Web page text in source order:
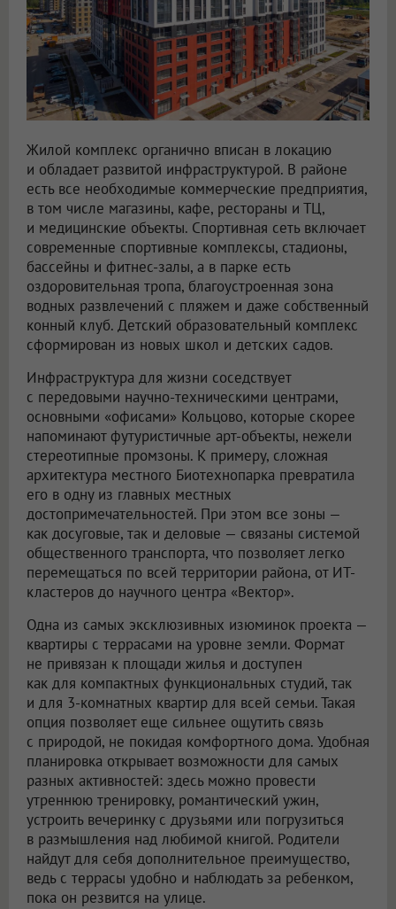
Жилой комплекс органично вписан в локацию
и обладает развитой инфраструктурой. В районе
есть все необходимые коммерческие предприятия,
в том числе магазины, кафе, рестораны и ТЦ,
и медицинские объекты. Спортивная сеть включает
современные спортивные комплексы, стадионы,
бассейны и фитнес-залы, а в парке есть
оздоровительная тропа, благоустроенная зона
водных развлечений с пляжем и даже собственный
конный клуб. Детский образовательный комплекс
сформирован из новых школ и детских садов.
Инфраструктура для жизни соседствует
с передовыми научно-техническими центрами,
основными «офисами» Кольцово, которые скорее
напоминают футуристичные арт-объекты, нежели
стереотипные промзоны. К примеру, сложная
архитектура местного Биотехнопарка превратила
его в одну из главных местных
достопримечательностей. При этом все зоны —
как досуговые, так и деловые — связаны системой
общественного транспорта, что позволяет легко
перемещаться по всей территории района, от ИТ-
кластеров до научного центра «Вектор».
Одна из самых эксклюзивных изюминок проекта —
квартиры с террасами на уровне земли. Формат
не привязан к площади жилья и доступен
как для компактных функциональных студий, так
и для 3-комнатных квартир для всей семьи. Такая
опция позволяет еще сильнее ощутить связь
с природой, не покидая комфортного дома. Удобная
планировка открывает возможности для самых
разных активностей: здесь можно провести
утреннюю тренировку, романтический ужин,
устроить вечеринку с друзьями или погрузиться
в размышления над любимой книгой. Родители
найдут для себя дополнительное преимущество,
ведь с террасы удобно и наблюдать за ребенком,
пока он резвится на улице.